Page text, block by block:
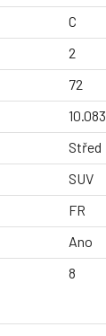
C
2
72
10.083
Střed
SUV
FR
Ano
8